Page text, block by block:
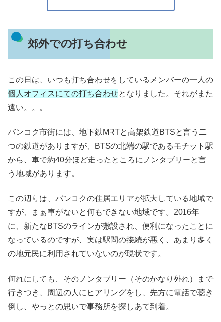
郊外での打ち合わせ
この日は、いつも打ち合わせをしているメンバーの一人の
個人オフィスにての打ち合わせとなりました。それがまた
遠い。。。
バンコク市街には、地下鉄MRTと高架鉄道BTSと言う二
つの鉄道がありますが、BTSの北端の駅であるモチット駅
から、車で約40分ほど走ったところにノンタブリーと言
う地域があります。
この辺りは、バンコクの住居エリアが拡大している地域で
すが、まぁ車がないと何もできない地域です。2016年
に、新たなBTSのラインが敷設され、便利になったことに
なっているのですが、実は駅間の接続が悪く、あまり多く
の地元民に利用されていないのが現状です。
何れにしても、そのノンタブリー（そのかなり外れ）まで
行きつき、周辺の人にヒアリングをし、先方に電話で聴き
倒し、やっとの思いで事務所を探しあて到着。